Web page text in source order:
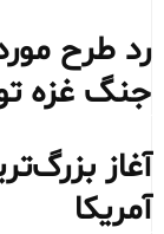
رد طرح
جنگ غزه
آغاز
آمریکا